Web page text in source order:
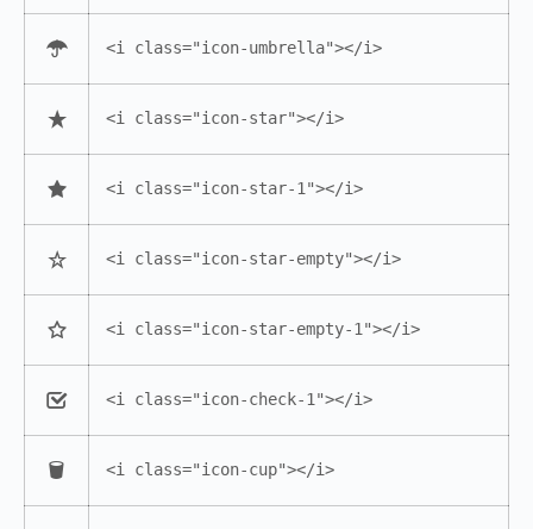
<i class="icon-umbrella"></i>
<i class="icon-star"></i>
<i class="icon-star-1"></i>
<i class="icon-star-empty"></i>
<i class="icon-star-empty-1"></i>
<i class="icon-check-1"></i>
<i class="icon-cup"></i>